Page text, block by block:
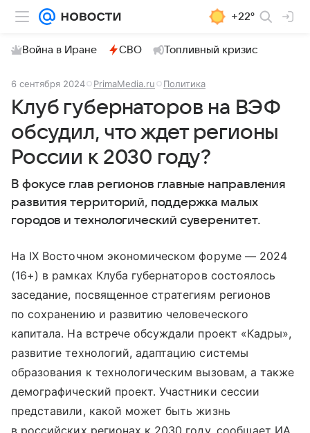
+22°
Война в Иране СВО Топливный кризис
6 сентября 2024 PrimaMedia.ru Политика
Клуб губернаторов на ВЭФ
обсудил, что ждет регионы
России к 2030 году?
В фокусе глав регионов главные направления
развития территорий, поддержка малых
городов и технологический суверенитет.
На IX Восточном экономическом форуме — 2024
(16+) в рамках Клуба губернаторов состоялось
заседание, посвященное стратегиям регионов
по сохранению и развитию человеческого
капитала. На встрече обсуждали проект «Кадры»,
развитие технологий, адаптацию системы
образования к технологическим вызовам, а также
демографический проект. Участники сессии
представили, какой может быть жизнь
в российских регионах к 2030 году, сообщает ИА